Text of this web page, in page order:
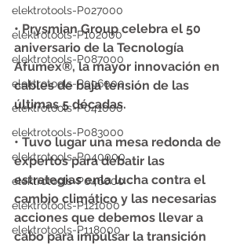
elektrotools-P027000
elektrotools-P102000
elektrotools-P087000
elektrotools-P096000
elektrotools-P041000
elektrotools-P083000
elektrotools-P040000
elektrotools-P046000
elektrotools-P121000
elektrotools-P118000
• Prysmian Group celebra el 50
aniversario de la Tecnología
Afumex®, la mayor innovación en
cables de baja tensión de las
últimas 5 décadas.
• Tuvo lugar una mesa redonda de
expertos para debatir las
estrategias enla lucha contra el
cambio climático y las necesarias
acciones que debemos llevar a
cabo para impulsar la transición